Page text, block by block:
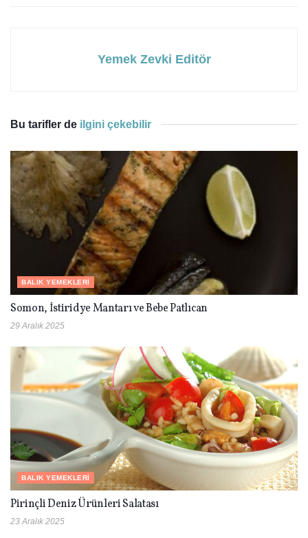
Yemek Zevki Editör
Bu tarifler de ilgini çekebilir
BALIK YEMEKLERI
Somon, İstiridye Mantarı ve Bebe Patlıcan
29 Aralık 2025
BALIK YEMEKLERI
Pirinçli Deniz Ürünleri Salatası
23 Aralık 2025